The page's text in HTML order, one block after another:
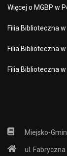
Więcej o MGBP w
Filia Biblioteczna
Filia Biblioteczna
Filia Biblioteczna
Miejsko-
ul. Fabryczna